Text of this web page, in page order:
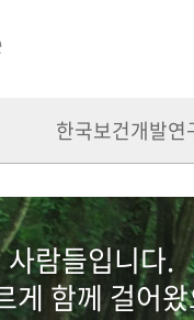
한국보건개발연
람들입니다.
게 함께 걸어